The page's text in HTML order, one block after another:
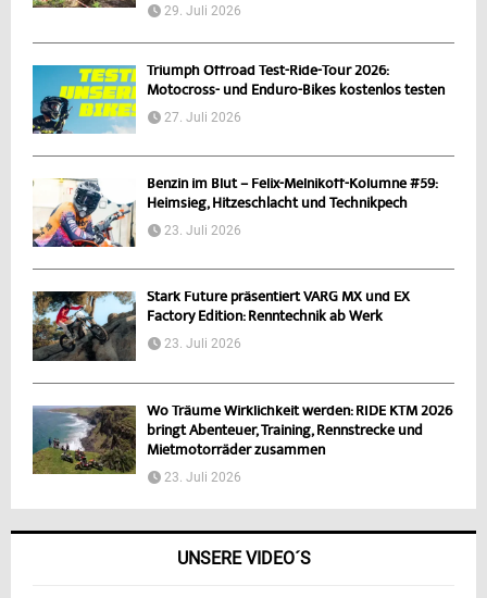
29. Juli 2026
Triumph Offroad Test-Ride-Tour 2026:
Motocross- und Enduro-Bikes kostenlos testen
27. Juli 2026
Benzin im Blut – Felix-Melnikoff-Kolumne #59:
Heimsieg, Hitzeschlacht und Technikpech
23. Juli 2026
Stark Future präsentiert VARG MX und EX
Factory Edition: Renntechnik ab Werk
23. Juli 2026
Wo Träume Wirklichkeit werden: RIDE KTM 2026
bringt Abenteuer, Training, Rennstrecke und
Mietmotorräder zusammen
23. Juli 2026
UNSERE VIDEO´S